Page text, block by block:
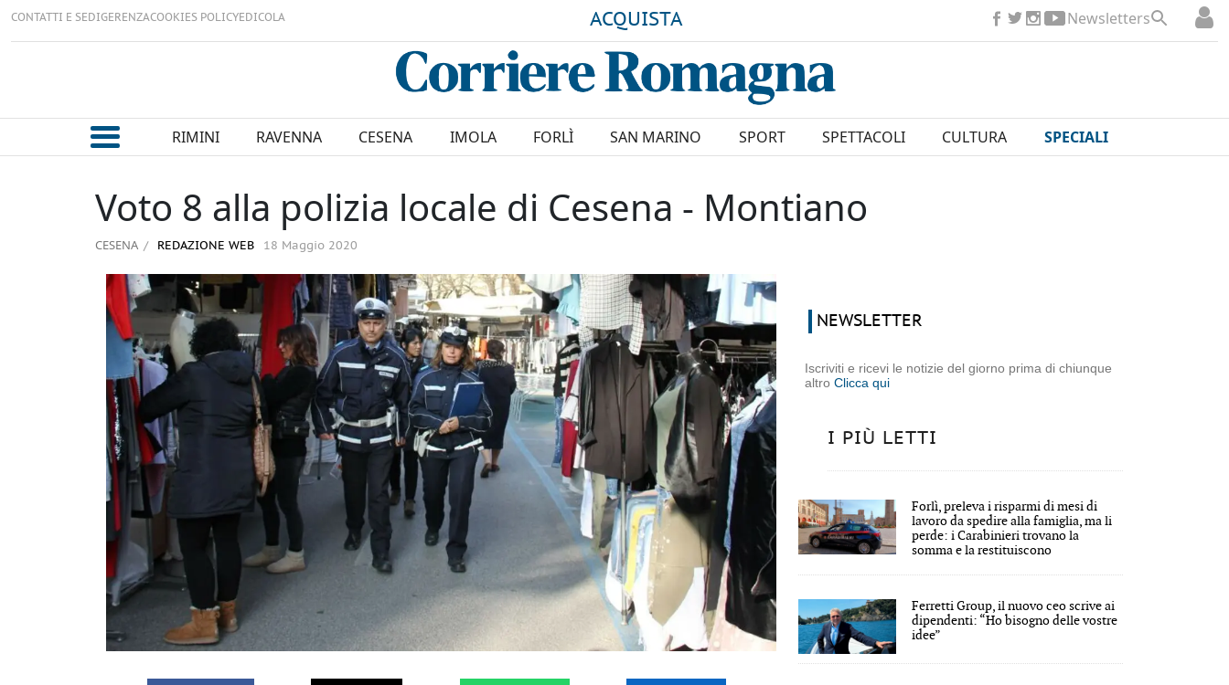
CONTATTI E SEDIGERENZACOOKIES POLICYEDICOLA ACQUISTA Newsletters
RIMINI RAVENNA CESENA IMOLA FORLÌ SAN MARINO SPORT SPETTACOLI CULTURA SPECIALI
Voto 8 alla polizia locale di Cesena - Montiano
CESENA REDAZIONE WEB 18 Maggio 2020
NEWSLETTER
Iscriviti e ricevi le notizie del giorno prima di chiunque
altroClicca qui
I PIÙ LETTI
Forlì, preleva i risparmi di mesi di
lavoro da spedire alla famiglia, ma li
perde: i Carabinieri trovano la
somma e la restituiscono
Ferretti Group, il nuovo ceo scrive ai
dipendenti: “Ho bisogno delle vostre
idee”